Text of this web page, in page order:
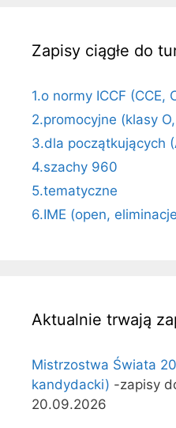
Zapisy ciągłe do
1.o normy ICCF (CCE,
2.promocyjne (klasy
3.dla początkujących
4.szachy 960
5.tematyczne
6.IME (open,
Aktualnie trwają
Mistrzostwa Świata
kandydacki) -zapisy
20.09.2026